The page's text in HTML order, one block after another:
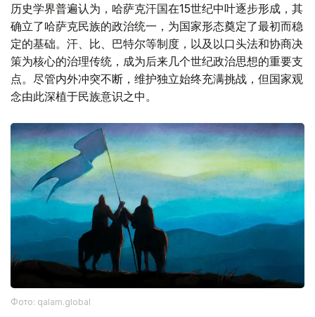
历史学界普遍认为，哈萨克汗国在15世纪中叶逐步形成，其
确立了哈萨克民族的政治统一，为国家形态奠定了最初而稳
定的基础。汗、比、巴特尔等制度，以及以口头法和协商决
策为核心的治理传统，成为后来几个世纪政治思想的重要支
点。尽管内外冲突不断，维护独立始终充满挑战，但国家观
念由此深植于民族意识之中。
Фото: qalam.global